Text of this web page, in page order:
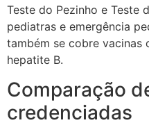
Teste do Pezinho e Teste
pediatras e emergência
também se cobre vacinas
hepatite B.
Comparação
credenciadas